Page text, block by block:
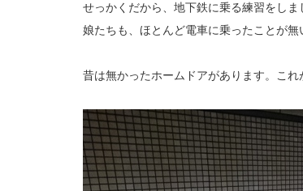
せっかくだから、地下鉄に乗る練習をしま
娘たちも、ほとんど電車に乗ったことが無
昔は無かったホームドアがあります。こ